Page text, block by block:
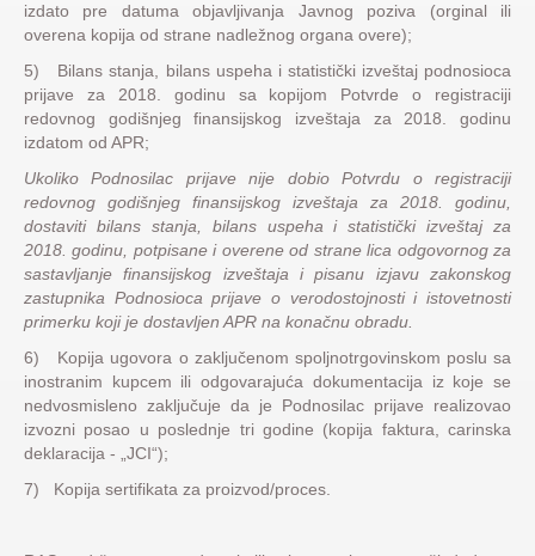
izdato pre datuma objavljivanja Javnog poziva (orginal ili
overena kopija od strane nadležnog organa overe);
5) Bilans stanja, bilans uspeha i statistički izveštaj podnosioca
prijave za 2018. godinu sa kopijom Potvrde o registraciji
redovnog godišnjeg finansijskog izveštaja za 2018. godinu
izdatom od APR;
Ukoliko Podnosilac prijave nije dobio Potvrdu o registraciji
redovnog godišnjeg finansijskog izveštaja za 2018. godinu,
dostaviti bilans stanja, bilans uspeha i statistički izveštaj za
2018. godinu, potpisane i overene od strane lica odgovornog za
sastavljanje finansijskog izveštaja i pisanu izjavu zakonskog
zastupnika Podnosioca prijave o verodostojnosti i istovetnosti
primerku koji je dostavljen APR na konačnu obradu.
6) Kopija ugovora o zaključenom spoljnotrgovinskom poslu sa
inostranim kupcem ili odgovarajuća dokumentacija iz koje se
nedvosmisleno zaključuje da je Podnosilac prijave realizovao
izvozni posao u poslednje tri godine (kopija faktura, carinska
deklaracija - „JCI“);
7) Kopija sertifikata za proizvod/proces.